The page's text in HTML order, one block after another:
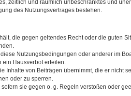
zeitlich und räumlich unbeschränktes und
des Nutzungsvertrages bestehen.
die gegen geltendes Recht oder die guten
Nutzungsbedingungen oder anderer im
ein Hausverbot erteilen.
Inhalte von Beiträgen übernimmt, die er nicht
oder zu sperren.
sie gegen o. g. Regeln verstoßen oder